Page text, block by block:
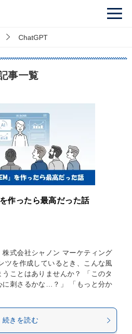
ChatGPT
事一覧
作ったら最高だった話
式会社シャノン マーケティング
ツを作成しているとき、こんな風
ことはありませんか？ 「このタ
に刺さるかな…？」 「もっと分か
続きを読む